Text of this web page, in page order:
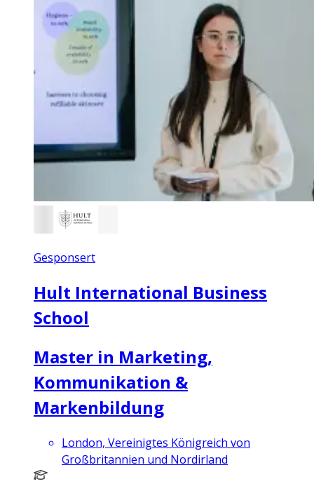
Gesponsert
Hult International Business
School
Master in Marketing,
Kommunikation &
Markenbildung
London, Vereinigtes Königreich von
Großbritannien und Nordirland